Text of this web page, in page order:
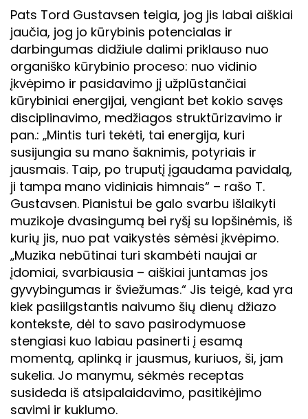
Pats Tord Gustavsen teigia, jog jis labai aiškiai
jaučia, jog jo kūrybinis potencialas ir
darbingumas didžiule dalimi priklauso nuo
organiško kūrybinio proceso: nuo vidinio
įkvėpimo ir pasidavimo jį užplūstančiai
kūrybiniai energijai, vengiant bet kokio savęs
disciplinavimo, medžiagos struktūrizavimo ir
pan.: „Mintis turi tekėti, tai energija, kuri
susijungia su mano šaknimis, potyriais ir
jausmais. Taip, po truputį įgaudama pavidalą,
ji tampa mano vidiniais himnais“ – rašo T.
Gustavsen. Pianistui be galo svarbu išlaikyti
muzikoje dvasingumą bei ryšį su lopšinėmis, iš
kurių jis, nuo pat vaikystės sėmėsi įkvėpimo.
„Muzika nebūtinai turi skambėti naujai ar
įdomiai, svarbiausia – aiškiai juntamas jos
gyvybingumas ir šviežumas.“ Jis teigė, kad yra
kiek pasiilgstantis naivumo šių dienų džiazo
kontekste, dėl to savo pasirodymuose
stengiasi kuo labiau pasinerti į esamą
momentą, aplinką ir jausmus, kuriuos, ši, jam
sukelia. Jo manymu, sėkmės receptas
susideda iš atsipalaidavimo, pasitikėjimo
savimi ir kuklumo.